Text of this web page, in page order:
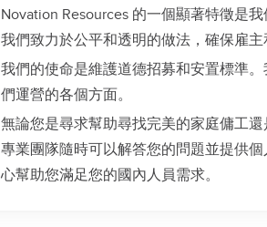
Novation Resources 的一個顯著特徵是
我們致力於公平和透明的做法，確保雇
我們的使命是維護道德招募和安置標準
們運營的各個方面。
無論您是尋求幫助尋找完美的家庭傭工
專業團隊隨時可以解答您的問題並提供
心幫助您滿足您的國內人員需求。